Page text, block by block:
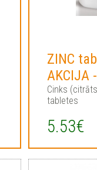
ZINC
AKCIJA
Cinks
tabletes
5.53€